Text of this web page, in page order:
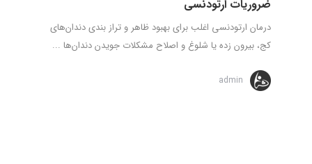
ضروریات ارتودنسی
درمان ارتودنسی اغلب برای بهبود ظاهر و تراز بندی دندان‌های
کج، بیرون زده یا شلوغ و اصلاح مشکلات جویدن دندان‌ها ...
admin